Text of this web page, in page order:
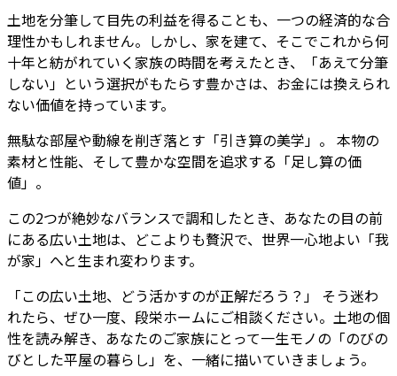
土地を分筆して目先の利益を得ることも、一つの経済的な合
理性かもしれません。しかし、家を建て、そこでこれから何
十年と紡がれていく家族の時間を考えたとき、「あえて分筆
しない」という選択がもたらす豊かさは、お金には換えられ
ない価値を持っています。
無駄な部屋や動線を削ぎ落とす「引き算の美学」。 本物の
素材と性能、そして豊かな空間を追求する「足し算の価
値」。
この2つが絶妙なバランスで調和したとき、あなたの目の前
にある広い土地は、どこよりも贅沢で、世界一心地よい「我
が家」へと生まれ変わります。
「この広い土地、どう活かすのが正解だろう？」 そう迷わ
れたら、ぜひ一度、段栄ホームにご相談ください。土地の個
性を読み解き、あなたのご家族にとって一生モノの「のびの
びとした平屋の暮らし」を、一緒に描いていきましょう。